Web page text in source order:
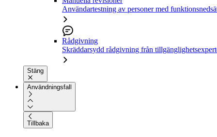
Användartestning av personer med
Rådgivning
Skräddarsydd rådgivning från
Stäng
Användningsfall
Tillbaka